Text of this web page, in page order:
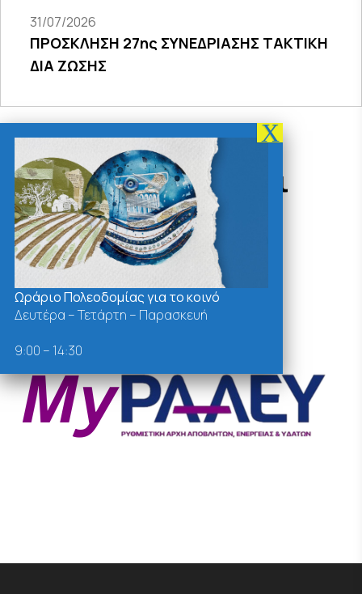
31/07/2026
ΠΡΟΣΚΛΗΣΗ 27ης ΣΥΝΕΔΡΙΑΣΗΣ ΤΑΚΤΙΚΗ
ΔΙΑ ΖΩΣΗΣ
Δράσεις - Χρήσιμοι
Σύνδεσμοι
Ωράριο Πολεοδομίας για το κοινό
Δευτέρα – Τετάρτη – Παρασκευή
9:00 – 14:30